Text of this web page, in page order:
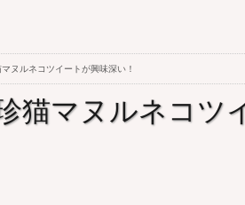
ヌルネコツイートが興味深い！
猫マヌルネコツ